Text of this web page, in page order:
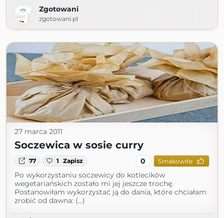
Zgotowani
zgotowani.pl
27 marca 2011
Soczewica w sosie curry
77 1 Zapisz 0 Smakowite
Po wykorzystaniu soczewicy do kotlecików
wegetariańskich zostało mi jej jeszcze trochę.
Postanowiłam wykorzystać ją do dania, które chciałam
zrobić od dawna: (...)